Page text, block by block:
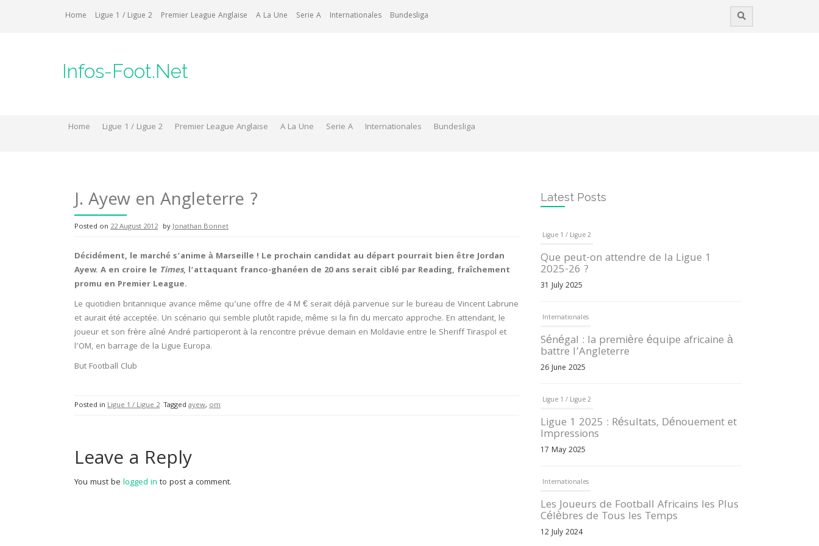
Home Ligue 1 / Ligue 2 Premier League Anglaise A La Une Serie A Internationales Bundesliga
Infos-Foot.Net
Home Ligue 1 / Ligue 2 Premier League Anglaise A La Une Serie A Internationales Bundesliga
J. Ayew en Angleterre ?
Posted on 22 August 2012 byJonathan Bonnet
Décidément, le marché s’anime à Marseille ! Le prochain candidat au départ pourrait bien être Jordan
Ayew. A en croire le Times, l’attaquant franco-ghanéen de 20 ans serait ciblé par Reading, fraîchement
promu en Premier League.
Le quotidien britannique avance même qu’une offre de 4 M € serait déjà parvenue sur le bureau de Vincent Labrune
et aurait été acceptée. Un scénario qui semble plutôt rapide, même si la fin du mercato approche. En attendant, le
joueur et son frère aîné André participeront à la rencontre prévue demain en Moldavie entre le Sheriff Tiraspol et
l’OM, en barrage de la Ligue Europa.
But Football Club
Posted in Ligue 1 / Ligue 2 Tagged ayew, om
Leave a Reply
You must be logged in to post a comment.
Latest Posts
Ligue 1 / Ligue 2
Que peut-on attendre de la Ligue 1
2025-26 ?
31 July 2025
Internationales
Sénégal : la première équipe africaine à
battre l’Angleterre
26 June 2025
Ligue 1 / Ligue 2
Ligue 1 2025 : Résultats, Dénouement et
Impressions
17 May 2025
Internationales
Les Joueurs de Football Africains les Plus
Célèbres de Tous les Temps
12 July 2024